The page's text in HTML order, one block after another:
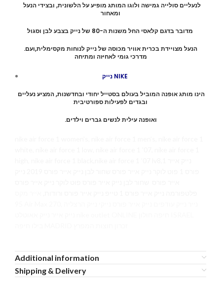
ומאחור
.הנעל מצויידת בכרית אוויר מכוסה של נייק לנוחות מקסימלית,ועם
מדרכי גומי לאחיזה ומתיחה
נייק NIKE
ובגדים לפעילות ספורטיבית
.ואופנה עילית לנשים גברים וילדים
Additional information
Shipping & Delivery